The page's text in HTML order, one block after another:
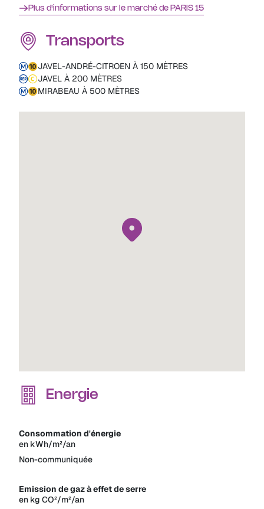
Plus d'informations sur le marché de PARIS 15
Transports
JAVEL-ANDRÉ-CITROEN À 150 MÈTRES
JAVEL À 200 MÈTRES
MIRABEAU À 500 MÈTRES
Energie
Consommation d'énergie
en kWh/m²/an
Non-communiquée
Emission de gaz à effet de serre
en kg CO²/m²/an